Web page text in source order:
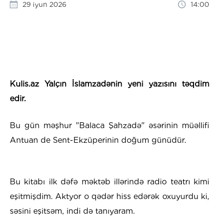
29 iyun 2026 14:00
Kulis.az Yalçın İslamzadənin yeni yazısını təqdim
edir.
Bu gün məşhur "Balaca Şahzadə" əsərinin müəllifi
Antuan de Sent-Ekzüperinin doğum günüdür.
Bu kitabı ilk dəfə məktəb illərində radio teatrı kimi
eşitmişdim. Aktyor o qədər hiss edərək oxuyurdu ki,
səsini eşitsəm, indi də tanıyaram.